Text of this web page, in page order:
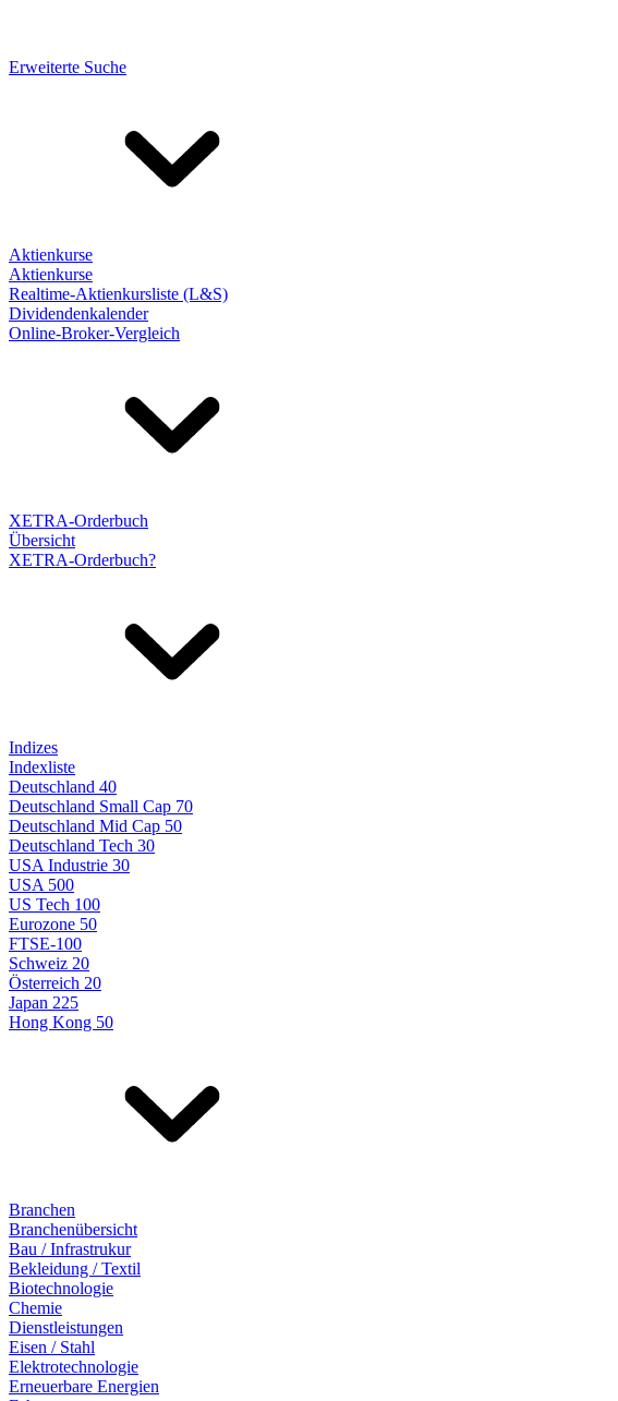
Erweiterte Suche
Aktienkurse
Aktienkurse
Realtime-Aktienkursliste (L&S)
Dividendenkalender
Online-Broker-Vergleich
XETRA-Orderbuch
Übersicht
XETRA-Orderbuch?
Indizes
Indexliste
Deutschland 40
Deutschland Small Cap 70
Deutschland Mid Cap 50
Deutschland Tech 30
USA Industrie 30
USA 500
US Tech 100
Eurozone 50
FTSE-100
Schweiz 20
Österreich 20
Japan 225
Hong Kong 50
Branchen
Branchenübersicht
Bau / Infrastrukur
Bekleidung / Textil
Biotechnologie
Chemie
Dienstleistungen
Eisen / Stahl
Elektrotechnologie
Erneuerbare Energien